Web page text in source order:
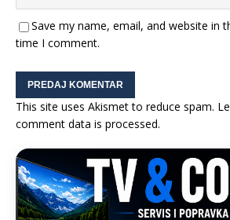
Save my name, email, and website in
time I comment.
This site uses Akismet to reduce spam.
comment data is processed.